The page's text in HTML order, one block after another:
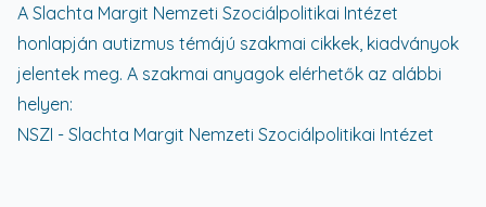
A Slachta Margit Nemzeti Szociálpolitikai Intézet
honlapján autizmus témájú szakmai cikkek, kiadványok
jelentek meg. A szakmai anyagok elérhetők az alábbi
helyen:
NSZI - Slachta Margit Nemzeti Szociálpolitikai Intézet